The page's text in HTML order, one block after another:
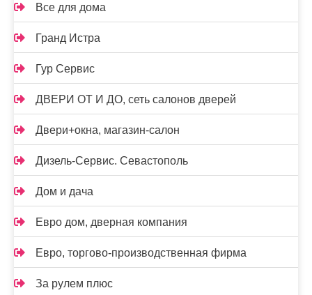
Все для дома
Гранд Истра
Гур Сервис
ДВЕРИ ОТ И ДО, сеть салонов дверей
Двери+окна, магазин-салон
Дизель-Сервис. Севастополь
Дом и дача
Евро дом, дверная компания
Евро, торгово-производственная фирма
За рулем плюс